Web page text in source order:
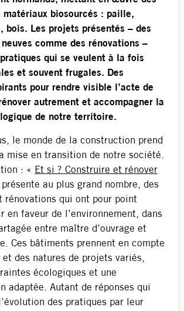
matériaux biosourcés : paille,
bois. Les projets présentés – des
comme des rénovations –
qui se veulent à la fois
et souvent frugales. Des
pour rendre visible l’acte de
autrement et accompagner la
de notre territoire.
le monde de la construction prend
mise en transition de notre société.
: « Et si ? Construire et rénover
présente au plus grand nombre, des
rénovations qui ont pour point
en faveur de l’environnement, dans
entre maître d’ouvrage et
Ces bâtiments prennent en compte
et des natures de projets variés,
écologiques et une
adaptée. Autant de réponses qui
des pratiques par leur